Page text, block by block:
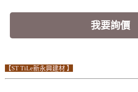
我要詢價
【ST TiLe新永興建材 】